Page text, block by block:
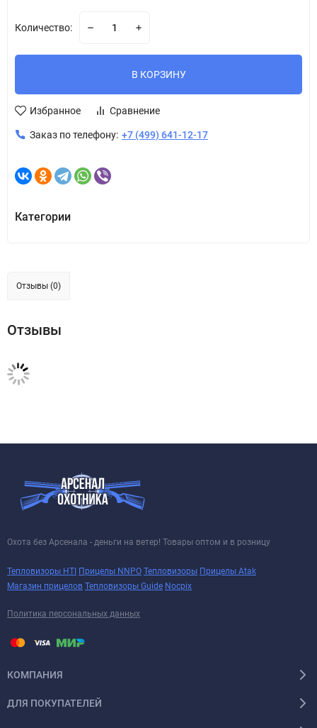
Количество:
В КОРЗИНУ
Избранное Сравнение
Заказ по телефону: +7 (499) 641-12-17
Категории
Отзывы (0)
Отзывы
Охота без Арсенала - деньги на ветер! Товары оптом и в розницу
Тепловизоры HTI Прицелы NNPO Тепловизоры Прицелы Atak
Магазин прицелов Тепловизоры Guide Nocpix
Политика персональных данных
КОМПАНИЯ
ДЛЯ ПОКУПАТЕЛЕЙ